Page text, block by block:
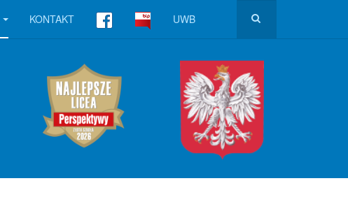
KONTAKT UWB